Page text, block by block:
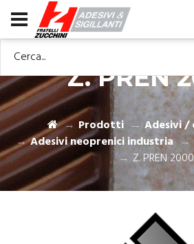
Cerca...
Z. PREN
Prodotti
Adesivi /
Adesivi neoprenici industria
Z. PREN 2000